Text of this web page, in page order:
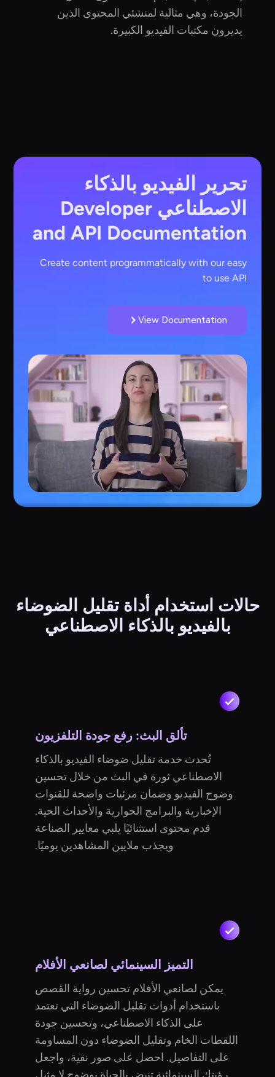
الجودة، وهي مثالية لمنشئي المحتوى الذين
يديرون مكتبات الفيديو الكبيرة.
تحرير الفيديو بالذكاء
الاصطناعي Developer
and API Documentation
Create content programmatically with our easy
to use API
View Documentation
حالات استخدام أداة تقليل الضوضاء
بالفيديو بالذكاء الاصطناعي
تألق البث: رفع جودة التلفزيون
تُحدث خدمة تقليل ضوضاء الفيديو بالذكاء
الاصطناعي ثورة في البث من خلال تحسين
وضوح الفيديو وضمان مرئيات واضحة للقنوات
الإخبارية والبرامج الحوارية والأحداث الحية.
قدم محتوى استثنائيًا يلبي معايير الصناعة
ويجذب ملايين المشاهدين يوميًا.
التميز السينمائي لصانعي الأفلام
يمكن لصانعي الأفلام تحسين رواية القصص
باستخدام أدوات تقليل الضوضاء التي تعتمد
على الذكاء الاصطناعي، وتحسين جودة
اللقطات الخام وتقليل الضوضاء دون المساومة
على التفاصيل. احصل على صور نقية، واجعل